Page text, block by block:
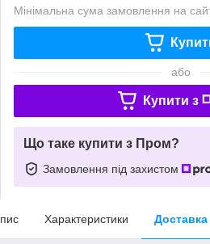
Мінімальна сума замовлення на
або
Купити з
Що таке купити з Пром?
Замовлення під захистом
Характеристики Доставка